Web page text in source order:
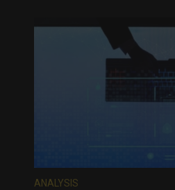
ANALYSIS